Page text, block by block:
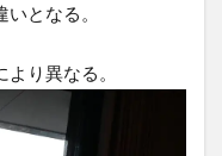
となる。
り異なる。